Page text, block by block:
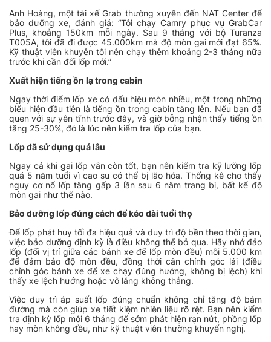
Anh Hoàng, một tài xế Grab thường xuyên đến NAT Center để
bảo dưỡng xe, đánh giá: “Tôi chạy Camry phục vụ GrabCar
Plus, khoảng 150km mỗi ngày. Sau 9 tháng với bộ Turanza
T005A, tôi đã đi được 45.000km mà độ mòn gai mới đạt 65%.
Kỹ thuật viên khuyên tôi nên chạy thêm khoảng 2-3 tháng nữa
trước khi cần đổi lốp mới.”
Xuất hiện tiếng ồn lạ trong cabin
Ngay thời điểm lốp xe có dấu hiệu mòn nhiều, một trong những
biểu hiện đầu tiên là tiếng ồn trong cabin tăng lên. Nếu bạn đã
quen với sự yên tĩnh trước đây, và giờ bỗng nhận thấy tiếng ồn
tăng 25-30%, đó là lúc nên kiểm tra lốp của bạn.
Lốp đã sử dụng quá lâu
Ngay cả khi gai lốp vẫn còn tốt, bạn nên kiểm tra kỹ lưỡng lốp
quá 5 năm tuổi vì cao su có thể bị lão hóa. Thống kê cho thấy
nguy cơ nổ lốp tăng gấp 3 lần sau 6 năm trang bị, bất kể độ
mòn gai như thế nào.
Bảo dưỡng lốp đúng cách để kéo dài tuổi thọ
Để lốp phát huy tối đa hiệu quả và duy trì độ bền theo thời gian,
việc bảo dưỡng định kỳ là điều không thể bỏ qua. Hãy nhớ đảo
lốp (đổi vị trí giữa các bánh xe để lốp mòn đều) mỗi 5.000 km
để đảm bảo độ mòn đều, đồng thời cân chỉnh góc lái (điều
chỉnh góc bánh xe để xe chạy đúng hướng, không bị lệch) khi
thấy xe lệch hướng hoặc vô lăng không thẳng.
Việc duy trì áp suất lốp đúng chuẩn không chỉ tăng độ bám
đường mà còn giúp xe tiết kiệm nhiên liệu rõ rệt. Bạn nên kiểm
tra định kỳ lốp mỗi 6 tháng để sớm phát hiện rạn nứt, phồng lốp
hay mòn không đều, như kỹ thuật viên thường khuyến nghị.